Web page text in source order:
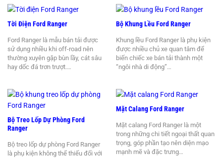
Tời Điện Ford Ranger
Ford Ranger là mẫu bán tải được
sử dụng nhiều khi off-road nên
thường xuyên gặp bùn lầy, cát sâu
hay dốc đá trơn trượt.…
Bộ Khung Lều Ford Ranger
Khung lều Ford Ranger là phụ kiện
được nhiều chủ xe quan tâm để
biến chiếc xe bán tải thành một
“ngôi nhà di động”…
Bộ Treo Lốp Dự Phòng Ford
Ranger
Bộ treo lốp dự phòng Ford Ranger
là phụ kiện không thể thiếu đối với
Mặt Calang Ford Ranger
Mặt calang Ford Ranger là một
trong những chi tiết ngoại thất quan
trọng, góp phần tạo nên diện mạo
mạnh mẽ và đặc trưng…